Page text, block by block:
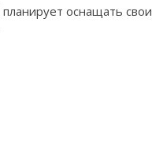
оснащать свои